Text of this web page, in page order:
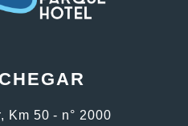
Km 50 - n° 2000